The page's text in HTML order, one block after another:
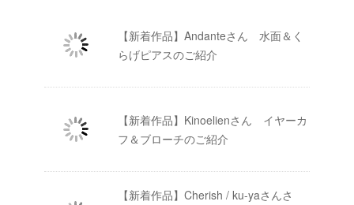
【新着作品】Andanteさん 水面＆く
らげピアスのご紹介
【新着作品】Kinoelienさん イヤーカ
フ＆ブローチのご紹介
【新着作品】Cherish / ku-yaさんさ